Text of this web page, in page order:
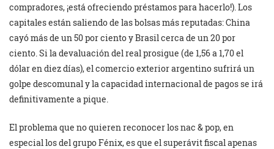
compradores, ¡está ofreciendo préstamos para hacerlo!). Los
capitales están saliendo de las bolsas más reputadas: China
cayó más de un 50 por ciento y Brasil cerca de un 20 por
ciento. Si la devaluación del real prosigue (de 1,56 a 1,70 el
dólar en diez días), el comercio exterior argentino sufrirá un
golpe descomunal y la capacidad internacional de pagos se irá
definitivamente a pique.
El problema que no quieren reconocer los nac & pop, en
especial los del grupo Fénix, es que el superávit fiscal apenas